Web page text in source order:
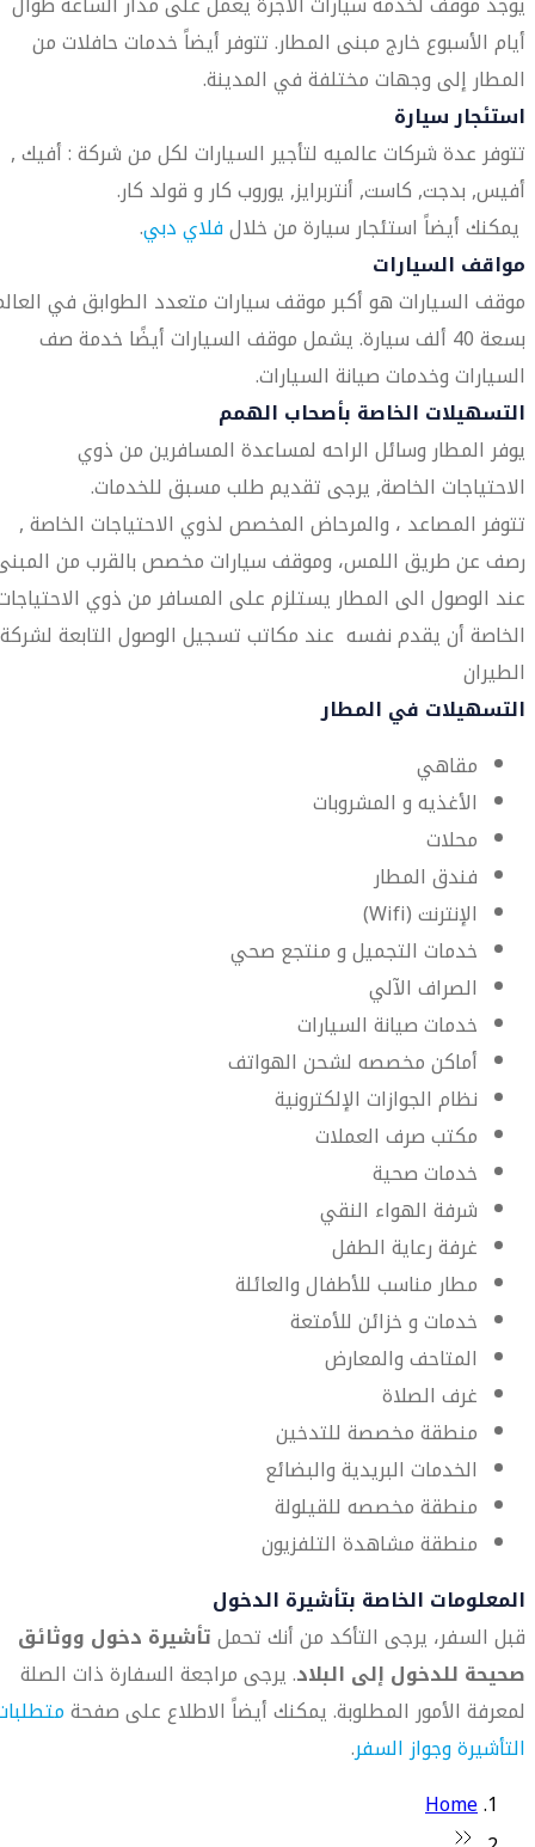
أيام الأسبوع خارج مبنى المطار. تتوفر أيضاً خدمات حافلات من
المطار إلى وجهات مختلفة في المدينة.
استئجار سيارة
تتوفر عدة شركات عالميه لتأجير السيارات لكل من شركة : أفيك ,
أفيس, بدجت, كاست, أنتربرايز, يوروب كار و قولد كار.
يمكنك أيضاً استئجار سيارة من خلالفلاي دبي.
مواقف السيارات
موقف السيارات هو أكبر موقف سيارات متعدد الطوابق في
بسعة 40 ألف سيارة. يشمل موقف السيارات أيضًا خدمة صف
السيارات وخدمات صيانة السيارات.
التسهيلات الخاصة بأصحاب الهمم
يوفر المطار وسائل الراحه لمساعدة المسافرين من ذوي
الاحتياجات الخاصة, يرجى تقديم طلب مسبق للخدمات.
تتوفر المصاعد ، والمرحاض المخصص لذوي الاحتياجات الخاصة ,
رصف عن طريق اللمس، وموقف سيارات مخصص بالقرب من
عند الوصول الى المطار يستلزم على المسافر من ذوي
الخاصة أن يقدم نفسه عند مكاتب تسجيل الوصول التابعة لشركة
الطيران
التسهيلات في المطار
مقاهي
الأغذيه و المشروبات
محلات
فندق المطار
الإنترنت (Wifi)
خدمات التجميل و منتجع صحي
الصراف الآلي
خدمات صيانة السيارات
أماكن مخصصه لشحن الهواتف
نظام الجوازات الإلكترونية
مكتب صرف العملات
خدمات صحية
شرفة الهواء النقي
غرفة رعاية الطفل
مطار مناسب للأطفال والعائلة
خدمات و خزائن للأمتعة
المتاحف والمعارض
غرف الصلاة
منطقة مخصصة للتدخين
الخدمات البريدية والبضائع
منطقة مخصصه للقيلولة
منطقة مشاهدة التلفزيون
المعلومات الخاصة بتأشيرة الدخول
قبل السفر، يرجى التأكد من أنك تحملتأشيرة دخول ووثائق
صحيحة للدخول إلى البلاد. يرجى مراجعة السفارة ذات الصلة
لمعرفة الأمور المطلوبة. يمكنك أيضاً الاطلاع على صفحة
التأشيرة وجواز السفر.
Home